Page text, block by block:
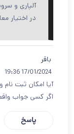
آلپاری و
در اختیار
باقر
17/01/2024 19:36
آیا امکان ثبت نام
اگر کسی جواب
پاسخ